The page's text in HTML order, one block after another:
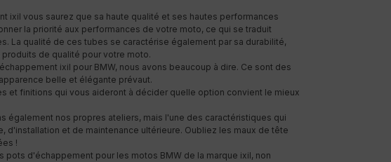
ixil vous saurez que sa haute qualité et ses hautes performances
la priorité aux performances de votre moto, ce qui se traduit
La qualité de ces tubes se caractérise également par sa durabilité,
de qualité pour votre moto.
ixil pour BMW, nous avons beaucoup à dire. Ce sont des
belle et élégante prévaut.
et finitions qui vous aideront à décider quelle option convient le mieux
également nos propres ateliers, mais l'une des caractéristiques qui
d'installation et de maintenance ultérieure. Oubliez les maux de tête
!
pots d'échappement pour les motos BMW de la marque ixil, non